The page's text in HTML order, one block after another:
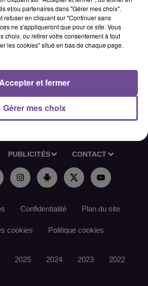
pour une complémentarité
avec le projet d'établissement
de l'amélioration de la prestation
PUBLICITÉS CONTACT
Confidentialité Plan du site
cookies Politique cookies
2025 2024 2023 2022
et/ou partenaires dans "Gérer mes choix".
refuser en cliquant sur "Continuer sans
ne s'appliqueront que pour ce site. Vous
choix, ou retirer votre consentement à tout
les cookies" situé en bas de chaque page.
Gérer mes choix
Accepter et fermer